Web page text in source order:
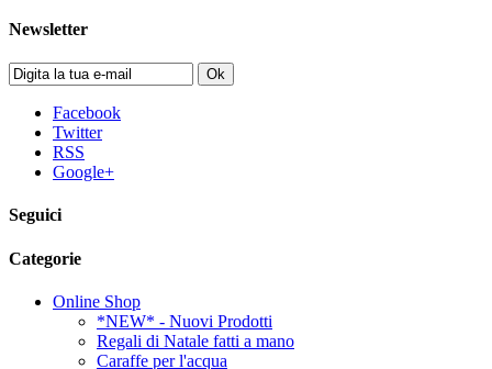
Newsletter
Ok
Facebook
Twitter
RSS
Google+
Seguici
Categorie
Online Shop
*NEW* - Nuovi Prodotti
Regali di Natale fatti a mano
Caraffe per l'acqua